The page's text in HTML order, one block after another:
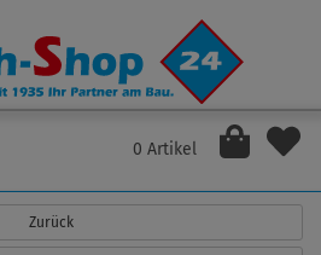
0 Artikel
Zurück